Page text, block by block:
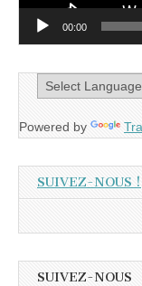
00:00
Powered by
SUIVEZ-NOUS !
SUIVEZ-NOUS